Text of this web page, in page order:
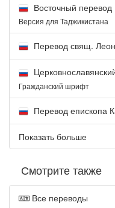
Восточный перевод
Версия для Таджикистана
Перевод свящ.
Гражданский шрифт
Перевод епископа
Показать больше
Смотрите также
Все переводы